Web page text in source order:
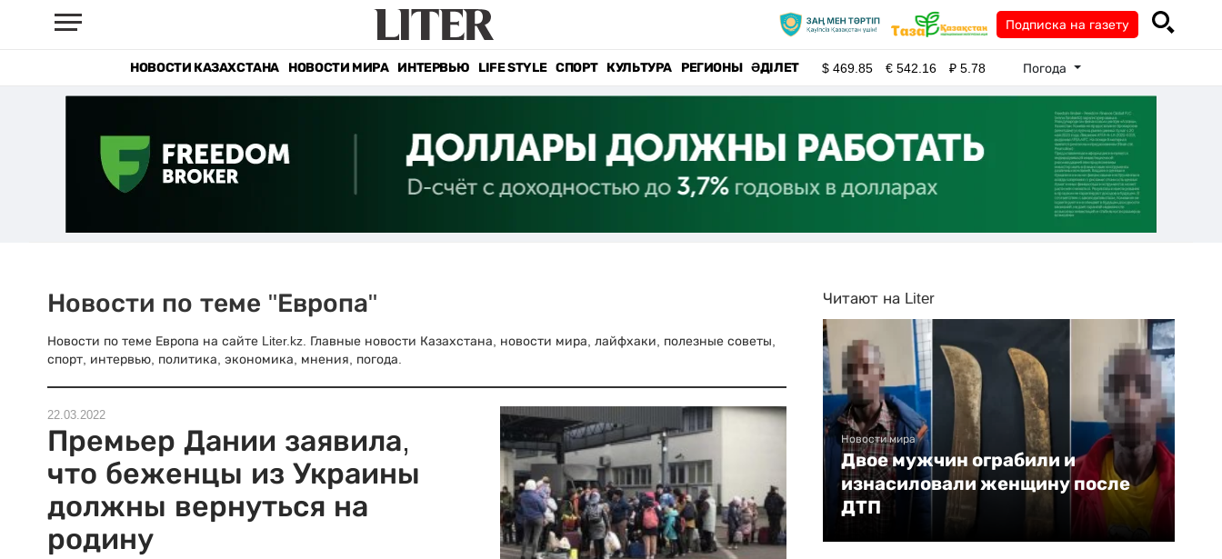
Подписка на газету
НОВОСТИ КАЗАХСТАНА НОВОСТИ МИРА ИНТЕРВЬЮ LIFE STYLE СПОРТ КУЛЬТУРА РЕГИОНЫ ӘДІЛЕТ $469.85 €542.16 ₽5.78 Погода
Новости по теме "Европа"
Новости по теме Европа на сайте Liter.kz. Главные новости Казахстана, новости мира, лайфхаки, полезные советы,
спорт, интервью, политика, экономика, мнения, погода.
22.03.2022
Премьер Дании заявила,
что беженцы из Украины
должны вернуться на
родину
Читают на Liter
Новости мира
Двое мужчин ограбили и
изнасиловали женщину после
ДТП